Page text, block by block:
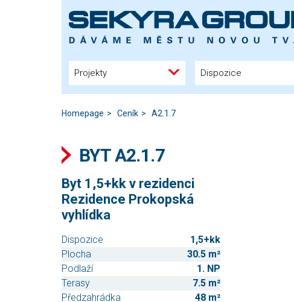
Projekty Dispozice
Homepage Ceník A2.1.7
BYT A2.1.7
Byt 1,5+kk v rezidenci
Rezidence Prokopská
vyhlídka
Dispozice
1,5+kk
Plocha
30.5 m²
Podlaží
1. NP
Terasy
7.5 m²
Předzahrádka
48 m²